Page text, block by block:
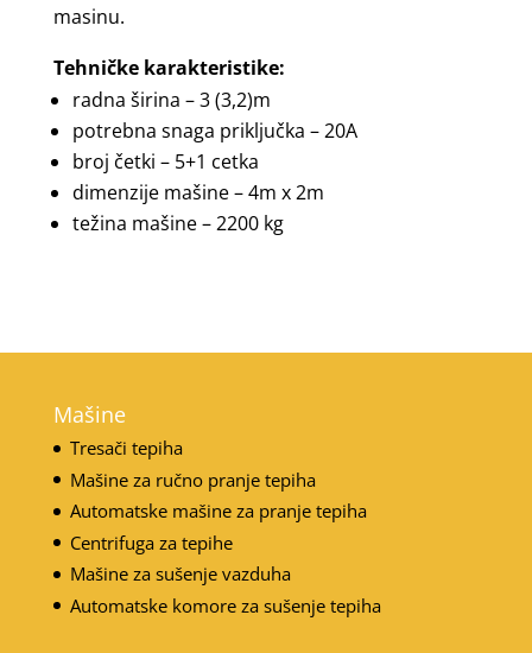
masinu.
Tehničke karakteristike:
radna širina – 3 (3,2)m
potrebna snaga priključka – 20A
broj četki – 5+1 cetka
dimenzije mašine – 4m x 2m
težina mašine – 2200 kg
Mašine
Tresači tepiha
Mašine za ručno pranje tepiha
Automatske mašine za pranje tepiha
Centrifuga za tepihe
Mašine za sušenje vazduha
Automatske komore za sušenje tepiha